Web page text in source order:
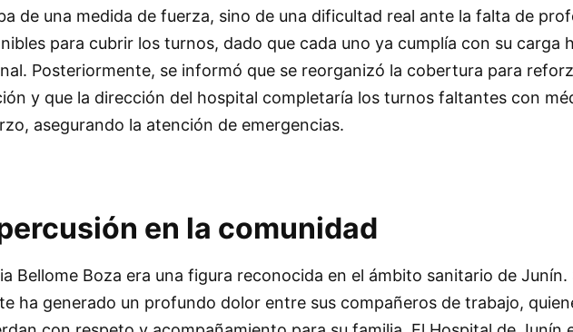
de una medida de fuerza, sino de una dificultad real ante la falta de
para cubrir los turnos, dado que cada uno ya cumplía con su carga
Posteriormente, se informó que se reorganizó la cobertura para
y que la dirección del hospital completaría los turnos faltantes con
asegurando la atención de emergencias.
en la comunidad
Bellome Boza era una figura reconocida en el ámbito sanitario de Junín.
ha generado un profundo dolor entre sus compañeros de trabajo,